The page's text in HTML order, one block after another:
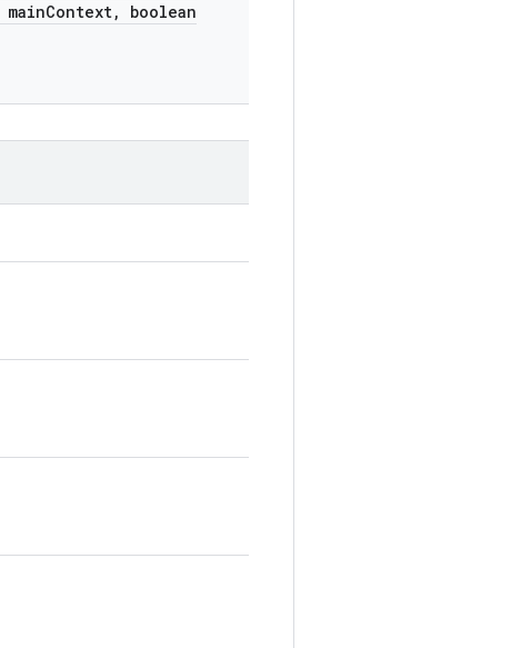
mainContext,
boolean